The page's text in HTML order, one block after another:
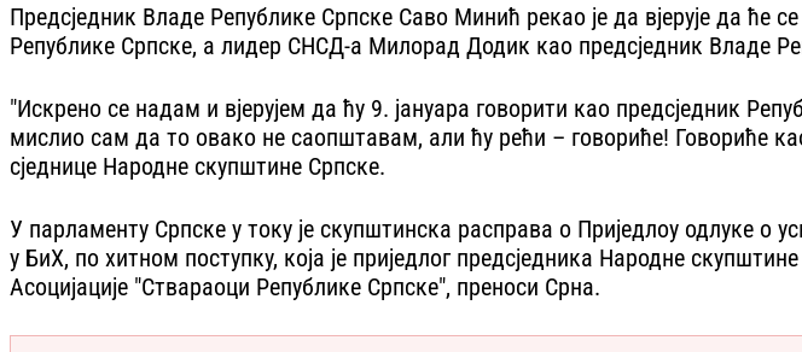
Предсједник Владе Републике Српске Саво Минић рекао је да вјерује да ће
Републике Српске, а лидер СНСД-а Милорад Додик као предсједник Владе
"Искрено се надам и вјерујем да ћу 9. јануара говорити као предсједник
мислио сам да то овако не саопштавам, али ћу рећи – говориће! Говориће
сједнице Народне скупштине Српске.
У парламенту Српске у току је скупштинска расправа о Приједлоу одлуке о
у БиХ, по хитном поступку, која је приједлог предсједника Народне
Асоцијације "Ствараоци Републике Српске", преноси Срна.